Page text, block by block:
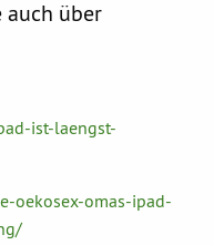
auch über
ist-laengst-
oekosex-omas-ipad-